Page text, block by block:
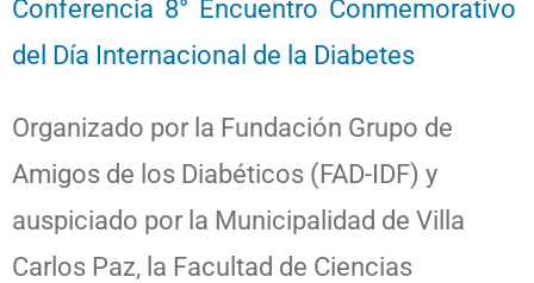
Conferencia 8° Encuentro Conmemorativo
del Día Internacional de la Diabetes
Organizado por la Fundación Grupo de
Amigos de los Diabéticos (FAD-IDF) y
auspiciado por la Municipalidad de Villa
Carlos Paz, la Facultad de Ciencias